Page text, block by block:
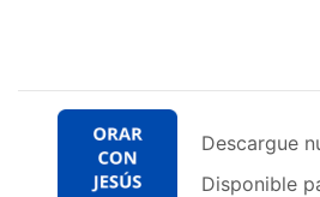
Descargue
Disponible